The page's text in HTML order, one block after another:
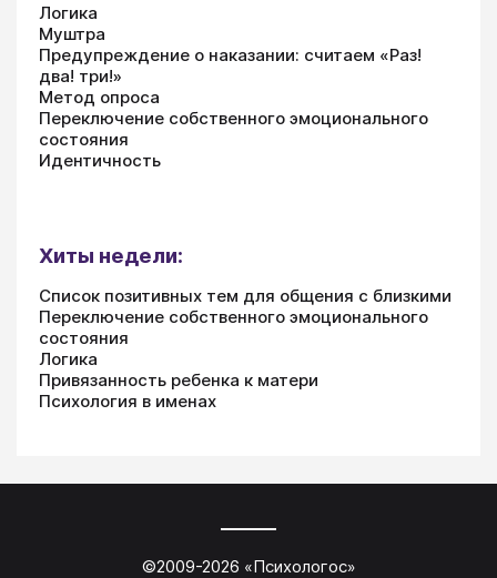
Логика
Муштра
Предупреждение о наказании: считаем «Раз!
два! три!»
Метод опроса
Переключение собственного эмоционального
состояния
Идентичность
Хиты недели:
Список позитивных тем для общения с близкими
Переключение собственного эмоционального
состояния
Логика
Привязанность ребенка к матери
Психология в именах
©2009-2026 «Психологос»